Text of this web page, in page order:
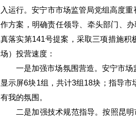
入运行。安宁市市场监管局党组高度
作方案，明确责任领导、牵头部门、
真落实第141号提案，采取三项措施
场）投营速度：
一是加强市场氛围营造。安宁市
显示屏6块1组，共计3组18块；指导
有我的氛围。
二是加强技术规范指导。按照昆